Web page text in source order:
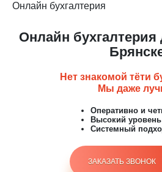
Онлайн бухгалтерия
Онлайн бухгалтерия
Нет знакомой тёти
Мы даже
Оперативно и
Высокий
Системный
ЗАКАЗАТЬ ЗВОНОК